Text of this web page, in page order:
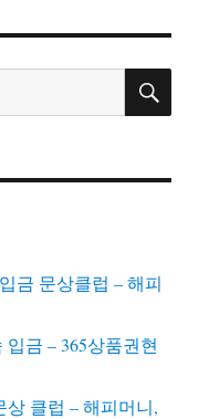
검
금 문상클럽 – 해피
금 – 365상품권현
클럽 – 해피머니,